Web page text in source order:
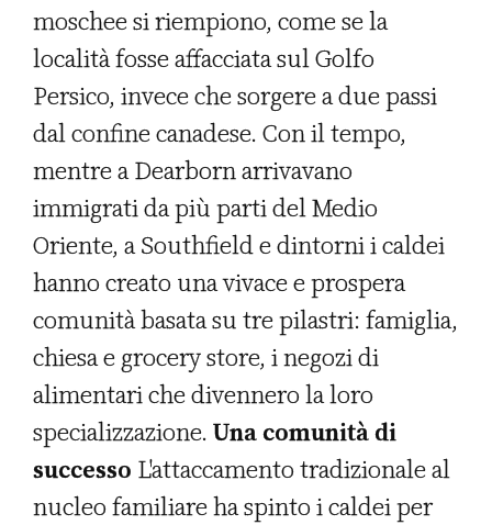
moschee si riempiono, come se la
località fosse affacciata sul Golfo
Persico, invece che sorgere a due passi
dal confine canadese. Con il tempo,
mentre a Dearborn arrivavano
immigrati da più parti del Medio
Oriente, a Southfield e dintorni i caldei
hanno creato una vivace e prospera
comunità basata su tre pilastri: famiglia,
chiesa e grocery store, i negozi di
alimentari che divennero la loro
specializzazione. Una comunità di
successo L'attaccamento tradizionale al
nucleo familiare ha spinto i caldei per